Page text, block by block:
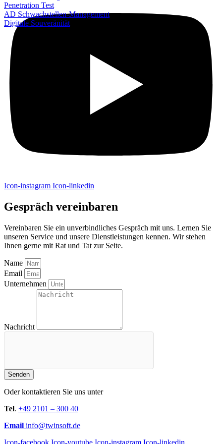
Penetration Test
AD Schwachstellen-Management
Digitale Souveränität
Icon-instagram Icon-linkedin
Gespräch vereinbaren
Vereinbaren Sie ein unverbindliches Gespräch mit uns. Lernen Sie
unseren Service und unsere Dienstleistungen kennen. Wir stehen
Ihnen gerne mit Rat und Tat zur Seite.
Name
Email
Unternehmen
Nachricht
Senden
Oder kontaktieren Sie uns unter
Tel. +49 2101 – 300 40
Email info@twinsoft.de
Icon-facebook Icon-youtube Icon-instagram Icon-linkedin